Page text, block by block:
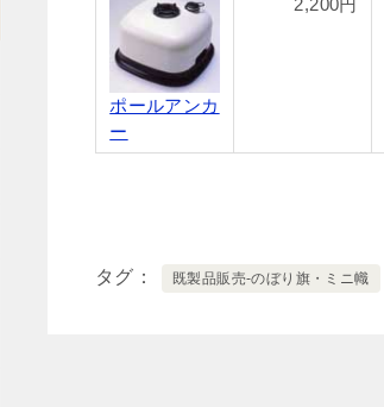
ポールアンカ
ー
2,200円
タグ 既製品販売-のぼり旗・ミニ幟